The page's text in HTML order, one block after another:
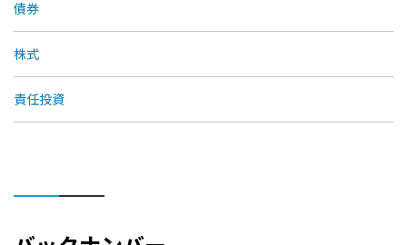
債券
株式
責任投資